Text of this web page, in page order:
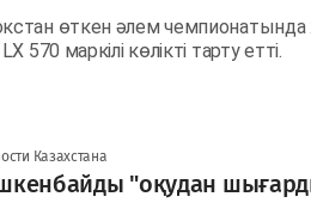
өткен әлем
570 маркілі көлікті тарту етті.
Казахстана
"оқудан